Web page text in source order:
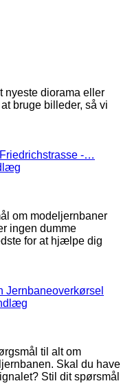
nyeste diorama eller
bruge billeder, så vi
-…
om modeljernbaner
ingen dumme
for at hjælpe dig
Jernbaneoverkørsel
til alt om
Skal du have
Stil dit spørsmål